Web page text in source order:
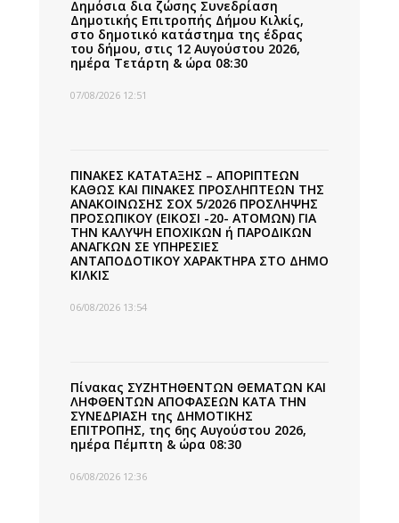
Δημόσια δια ζώσης Συνεδρίαση
Δημοτικής Επιτροπής Δήμου Κιλκίς,
στο δημοτικό κατάστημα της έδρας
του δήμου, στις 12 Αυγούστου 2026,
ημέρα Τετάρτη & ώρα 08:30
07/08/2026 12:51
ΠΙΝΑΚΕΣ ΚΑΤΑΤΑΞΗΣ – ΑΠΟΡΙΠΤΕΩΝ
ΚΑΘΩΣ ΚΑΙ ΠΙΝΑΚΕΣ ΠΡΟΣΛΗΠΤΕΩΝ ΤΗΣ
ΑΝΑΚΟΙΝΩΣΗΣ ΣΟΧ 5/2026 ΠΡΟΣΛΗΨΗΣ
ΠΡΟΣΩΠΙΚΟΥ (ΕΙΚΟΣΙ -20- ΑΤΟΜΩΝ) ΓΙΑ
ΤΗΝ ΚΑΛΥΨΗ ΕΠΟΧΙΚΩΝ ή ΠΑΡΟΔΙΚΩΝ
ΑΝΑΓΚΩΝ ΣΕ ΥΠΗΡΕΣΙΕΣ
ΑΝΤΑΠΟΔΟΤΙΚΟΥ ΧΑΡΑΚΤΗΡΑ ΣΤΟ ΔΗΜΟ
ΚΙΛΚΙΣ
06/08/2026 13:54
Πίνακας ΣΥΖΗΤΗΘΕΝΤΩΝ ΘΕΜΑΤΩΝ ΚΑΙ
ΛΗΦΘΕΝΤΩΝ ΑΠΟΦΑΣΕΩΝ ΚΑΤΑ ΤΗΝ
ΣΥΝΕΔΡΙΑΣΗ της ΔΗΜΟΤΙΚΗΣ
ΕΠΙΤΡΟΠΗΣ, της 6ης Αυγούστου 2026,
ημέρα Πέμπτη & ώρα 08:30
06/08/2026 12:36